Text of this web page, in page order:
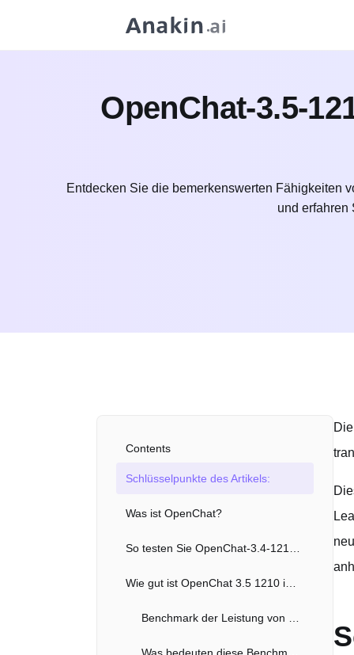
OpenChat-3.5-
Entdecken Sie die bemerkenswerten Fähigkeiten
und erfahren
Contents
Schlüsselpunkte des Artikels:
Was ist OpenChat?